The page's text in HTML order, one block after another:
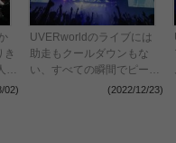
き
産
02)
UVERworldのライブには
助走もクールダウンもな
い、すべての瞬間でピーク
を振り切った『THE LIVE
(2022/12/23)